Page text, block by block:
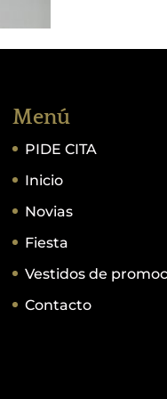
Menú
PIDE CITA
Inicio
Novias
Fiesta
Vestidos de
Contacto